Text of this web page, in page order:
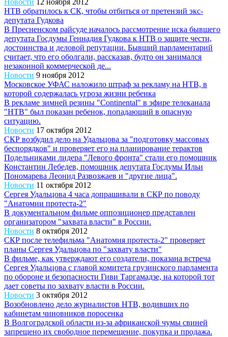
Новости 12 ноября 2012
НТВ обратилось к СК, чтобы отбиться от претензий экс-
депутата Гудкова
В Пресненском райсуде началось рассмотрение иска бывшего
депутата Госдумы Геннадия Гудкова к НТВ о защите чести,
достоинства и деловой репутации. Бывший парламентарий
считает, что его оболгали, рассказав, будто он занимался
незаконной коммерческой де...
Новости 9 ноября 2012
Московское УФАС наложило штраф за рекламу на НТВ, в
которой содержалась угроза жизни ребенка
В рекламе зимней резины "Continental" в эфире телеканала
"НТВ" был показан ребенок, попадающий в опасную
ситуацию.
Новости 17 октября 2012
СКР возбудил дело на Удальцова за "подготовку массовых
беспорядков" и проверяет его на планирование терактов
Подельниками лидера "Левого фронта" стали его помощник
Константин Лебедев, помощник депутата Госдумы Ильи
Пономарева Леонид Развозжаев и "другие лица".
Новости 11 октября 2012
Сергея Удальцова 4 часа допрашивали в СКР по поводу
"Анатомии протеста-2"
В документальном фильме оппозиционер представлен
организатором "захвата власти" в России.
Новости 8 октября 2012
СКР после телефильма "Анатомия протеста-2" проверяет
планы Сергея Удальцова по "захвату власти"
В фильме, как утверждают его создатели, показана встреча
Сергея Удальцова с главой комитета грузинского парламента
по обороне и безопасности Гиви Таргамадзе, на которой тот
дает советы по захвату власти в России.
Новости 3 октября 2012
Возобновлено дело журналистов НТВ, водивших по
кабинетам чиновников поросенка
В Волгоградской области из-за африканской чумы свиней
запрещено их свободное перемещение, покупка и продажа.